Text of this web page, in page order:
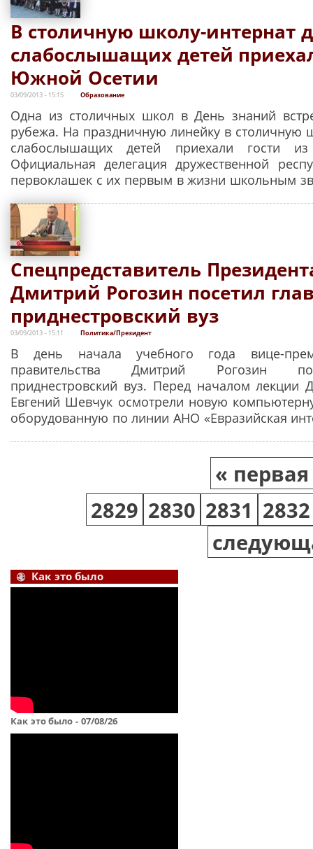
В столичную школу-интернат
слабослышащих детей
Южной Осетии
03/09/2013 - 15:15 Образование
Одна из столичных школ в День знаний
рубежа. На праздничную линейку в столичную
слабослышащих детей приехали гости
Официальная делегация дружественной
первоклашек с их первым в жизни школьным
Спецпредставитель
Дмитрий Рогозин посетил
приднестровский вуз
03/09/2013 - 15:11 Политика/Президент
В день начала учебного года вице-
правительства Дмитрий Рогозин
приднестровский вуз. Перед началом лекции
Евгений Шевчук осмотрели новую
оборудованную по линии АНО «Евразийская
« первая
2829 2830 2831 2832
Как это было
Как это было - 07/08/26